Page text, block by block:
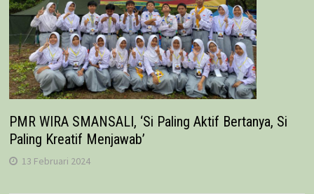
PMR WIRA SMANSALI, ‘Si Paling Aktif Bertanya, Si
Paling Kreatif Menjawab’
13 Februari 2024